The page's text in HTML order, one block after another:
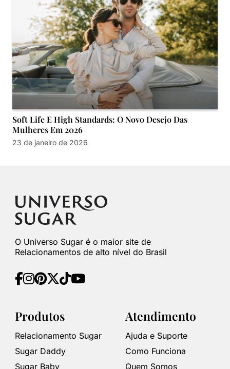
Soft Life E High Standards: O Novo Desejo Das
Mulheres Em 2026
23 de janeiro de 2026
O Universo Sugar é o maior site de
Relacionamentos de alto nível do Brasil
Produtos
Relacionamento Sugar
Sugar Daddy
Sugar Baby
Atendimento
Ajuda e Suporte
Como Funciona
Quem Somos